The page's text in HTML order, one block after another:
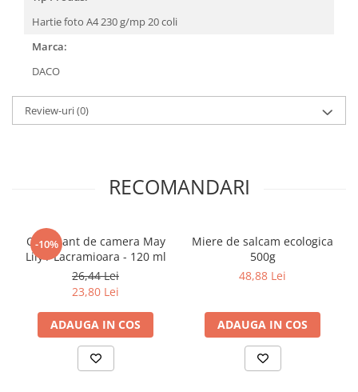
Povesti - Basme - Legende
ScienceConnection
Hartie foto A4 230 g/mp 20 coli
Marca:
DACO
Review-uri(0)
RECOMANDARI
-10%
Odorizant de camera May
Lily / Lacramioara - 120 ml
26,44 Lei
23,80 Lei
ADAUGA IN COS
Miere de salcam ecologica
500g
48,88 Lei
ADAUGA IN COS